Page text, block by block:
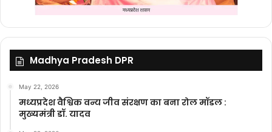
Madhya Pradesh DPR
May 22, 2026
मध्यप्रदेश वैश्विक वन्य जीव संरक्षण का बना रोल मॉडल :
मुख्यमंत्री डॉ. यादव